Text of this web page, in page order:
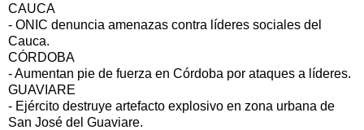
CAUCA
- ONIC denuncia amenazas contra líderes sociales del
Cauca.
CÓRDOBA
- Aumentan pie de fuerza en Córdoba por ataques a líderes.
GUAVIARE
- Ejército destruye artefacto explosivo en zona urbana de
San José del Guaviare.